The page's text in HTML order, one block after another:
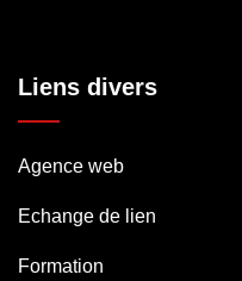
Liens divers
Agence web
Echange de lien
Formation